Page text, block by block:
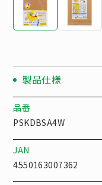
製品仕様
品番
PSKDBSA4W
JAN
4550163007362